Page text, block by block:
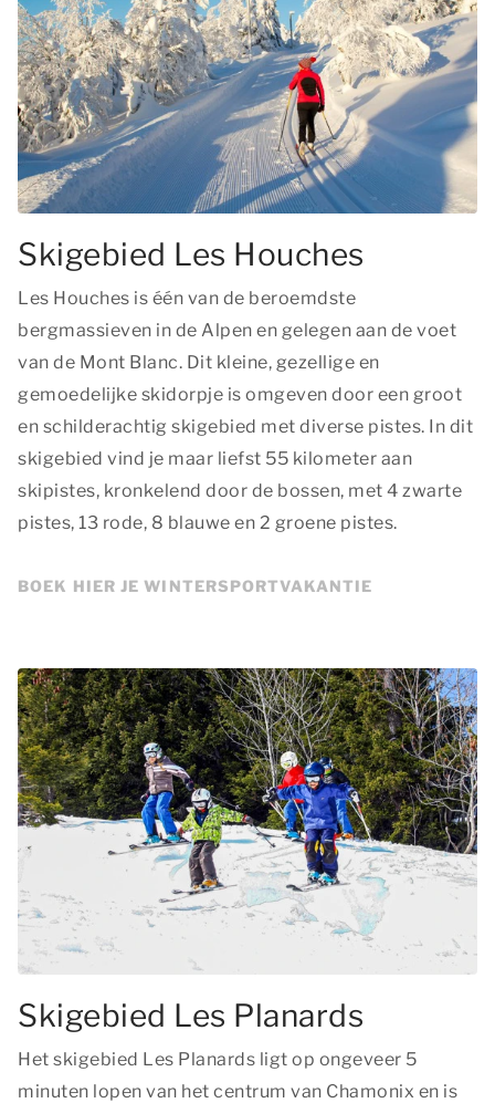
Skigebied Les Houches
Les Houches is één van de beroemdste
bergmassieven in de Alpen en gelegen aan de voet
van de Mont Blanc. Dit kleine, gezellige en
gemoedelijke skidorpje is omgeven door een groot
en schilderachtig skigebied met diverse pistes. In dit
skigebied vind je maar liefst 55 kilometer aan
skipistes, kronkelend door de bossen, met 4 zwarte
pistes, 13 rode, 8 blauwe en 2 groene pistes.
BOEK HIER JE WINTERSPORTVAKANTIE
Skigebied Les Planards
Het skigebied Les Planards ligt op ongeveer 5
minuten lopen van het centrum van Chamonix en is